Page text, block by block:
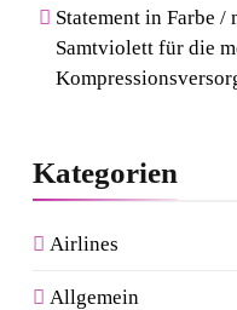
Statement in Farbe /
Samtviolett für die
Kategorien
Airlines
Allgemein